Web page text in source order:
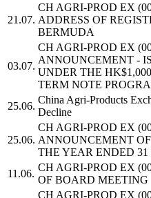
21.07.
CH AGRI-PROD EX
ADDRESS OF
BERMUDA
03.07.
CH AGRI-PROD EX
ANNOUNCEMENT -
UNDER THE
TERM NOTE
25.06.
China Agri-Products
Decline
25.06.
CH AGRI-PROD EX
ANNOUNCEMENT
THE YEAR ENDED
11.06.
CH AGRI-PROD EX
OF BOARD MEETING
CH AGRI-PROD EX